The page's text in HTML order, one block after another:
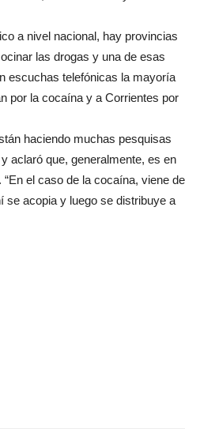
a nivel nacional, hay provincias
las drogas y una de esas
escuchas telefónicas la mayoría
por la cocaína y a Corrientes por
haciendo muchas pesquisas
aclaró que, generalmente, es en
el caso de la cocaína, viene de
se acopia y luego se distribuye a